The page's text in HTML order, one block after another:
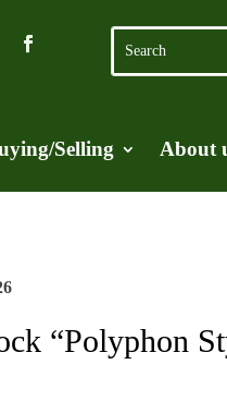
Selling About
“Polyphon